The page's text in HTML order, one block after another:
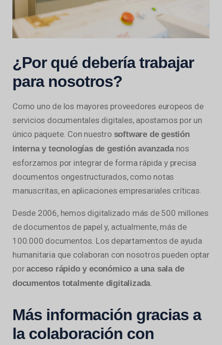
¿Por qué debería trabajar
para nosotros?
Como uno de los mayores proveedores europeos de
servicios documentales digitales, apostamos por un
único paquete. Con nuestro software de gestión
interna y tecnologías de gestión avanzadanos
esforzamos por integrar de forma rápida y precisa
documentos ongestructurados, como notas
manuscritas, en aplicaciones empresariales críticas.
Desde 2006, hemos digitalizado más de 500 millones
de documentos de papel y, actualmente, más de
100.000 documentos. Los departamentos de ayuda
humanitaria que colaboran con nosotros pueden optar
poracceso rápido y económico a una sala de
documentos totalmente digitalizada.
Más información gracias a
la colaboración con